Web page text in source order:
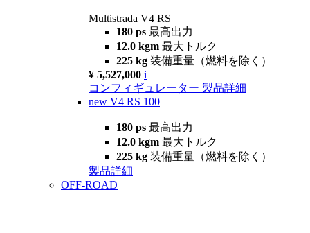
Multistrada V4 RS
180 ps 最高出力
12.0 kgm 最大トルク
225 kg 装備重量（燃料を除く）
¥ 5,527,000 i
コンフィギュレーター 製品詳細
new V4 RS 100
180 ps 最高出力
12.0 kgm 最大トルク
225 kg 装備重量（燃料を除く）
製品詳細
OFF-ROAD